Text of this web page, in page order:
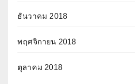
ธันวาคม 2018
พฤศจิกายน 2018
ตุลาคม 2018